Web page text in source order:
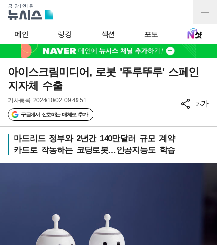
메인 랭킹 섹션 포토
아이스크림미디어, 로봇 '뚜루뚜루' 스페인
지자체 수출
기사등록 2024/10/02 09:49:51
구글에서 선호하는 매체로 추가
가가
마드리드 정부와 2년간 140만달러 규모 계약
카드로 작동하는 코딩로봇…인공지능도 학습